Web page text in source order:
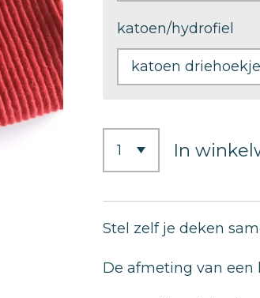
katoen/hydrofiel
In
Stel zelf je deken
De afmeting van een